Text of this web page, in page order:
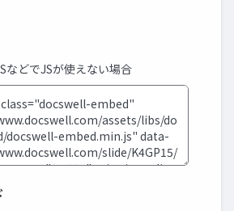
などでJSが使えない場合